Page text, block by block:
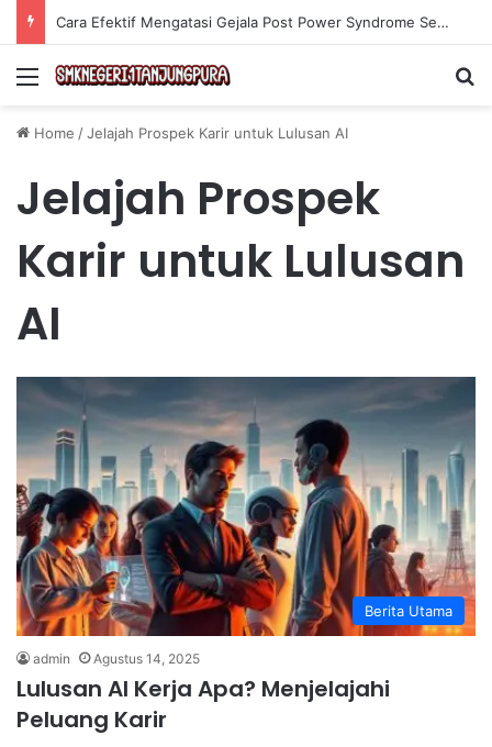
Cara Efektif Mengatasi Gejala Post Power Syndrome Setelah Pensiun Kerja
Menu
Home /Jelajah Prospek Karir untuk Lulusan AI
Jelajah Prospek
Karir untuk Lulusan
AI
Berita Utama
admin Agustus 14, 2025
Lulusan AI Kerja Apa? Menjelajahi
Peluang Karir